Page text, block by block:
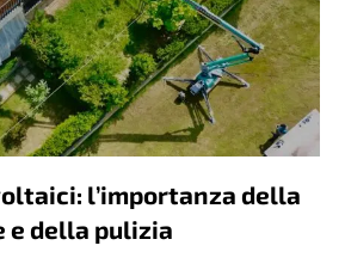
l’importanza della
e della pulizia